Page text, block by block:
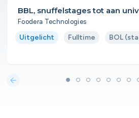
BBL, snuffelstages tot aan
Foodera Technologies
Uitgelicht Fulltime BOL
arrow_back